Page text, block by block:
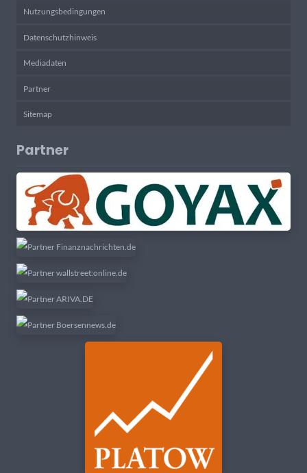
Nutzungsbedingungen
Datenschutzhinweis
Mediadaten
Partner
Sitemap
Partner